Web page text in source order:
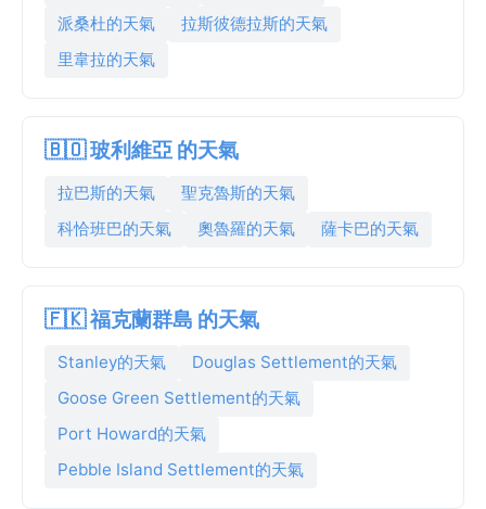
派桑杜的天氣
拉斯彼德拉斯的天氣
里韋拉的天氣
🇧🇴 玻利維亞 的天氣
拉巴斯的天氣
聖克魯斯的天氣
科恰班巴的天氣
奧魯羅的天氣 薩卡巴的天氣
🇫🇰 福克蘭群島 的天氣
Stanley的天氣
Douglas Settlement的天氣
Goose Green Settlement的天氣
Port Howard的天氣
Pebble Island Settlement的天氣